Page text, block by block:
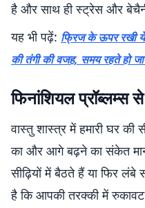
है और साथ ही स्ट्रेस और
यह भी पढ़ें: फ्रिज के ऊपर रखी ये
की तंगी की वजह, समय रहते हो
फिनांशियल प्रॉब्लम्स
वास्तु शास्त्र में हमारी घर की
का और आगे बढ़ने का संकेत
सीढ़ियों में बैठते हैं या फिर
है कि आपकी तरक्की में